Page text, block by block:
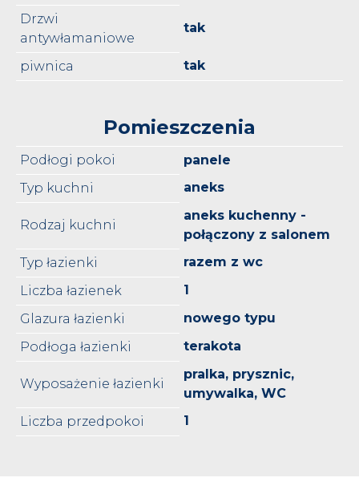
Drzwi
antywłamaniowe
tak
piwnica tak
Pomieszczenia
Podłogi pokoi
panele
Typ kuchni
aneks
Rodzaj kuchni
aneks kuchenny -
połączony z salonem
Typ łazienki
razem z wc
Liczba łazienek
1
Glazura łazienki
nowego typu
Podłoga łazienki
terakota
Wyposażenie łazienki
pralka, prysznic,
umywalka, WC
Liczba przedpokoi
1